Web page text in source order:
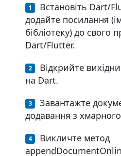
Встановіть Dart/
додайте посилання
бібліотеку) до свого
Dart/Flutter.
Відкрийте
на Dart.
Завантажте
додавання з
Викличте метод